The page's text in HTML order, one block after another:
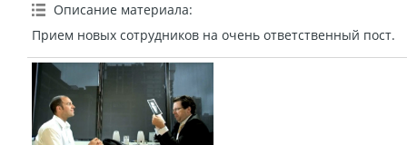
Описание материала:
Прием новых сотрудников на очень ответственный пост.